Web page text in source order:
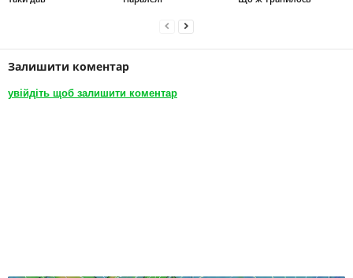
Залишити коментар
увійдіть щоб залишити коментар